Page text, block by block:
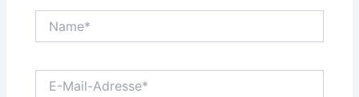
Mail-